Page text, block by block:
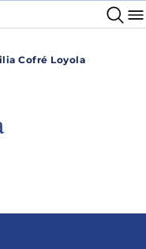
Cofré Loyola